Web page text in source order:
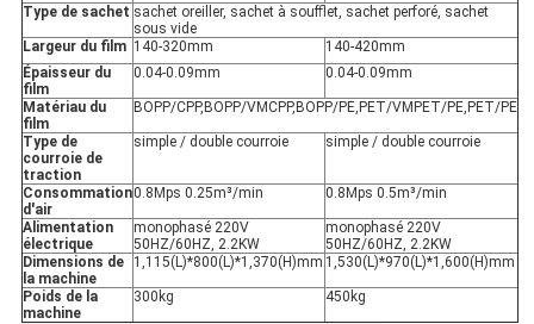
Type de sachet sachet oreiller, sachet à soufflet, sachet perforé, sachet
sous vide
Largeur du film 140-320mm
140-420mm
Épaisseur du
film
0.04-0.09mm 0.04-0.09mm
Matériau du
film
BOPP/CPP,BOPP/VMCPP,BOPP/PE,PET/VMPET/PE,PET/PE
Type de
courroie de
traction
simple / double courroie simple / double courroie
Consommation
d'air
0.8Mps 0.25m³/min 0.8Mps 0.5m³/min
Alimentation
électrique
monophasé 220V
50HZ/60HZ, 2.2KW
monophasé 220V
50HZ/60HZ, 2.2KW
Dimensions de
la machine
1,115(L)*800(L)*1,370(H)mm 1,530(L)*970(L)*1,600(H)mm
Poids de la
machine
300kg 450kg